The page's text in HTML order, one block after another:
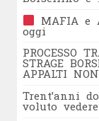
MAFIA e
oggi
PROCESSO
STRAGE
APPALTI
Trent’anni
voluto vedere